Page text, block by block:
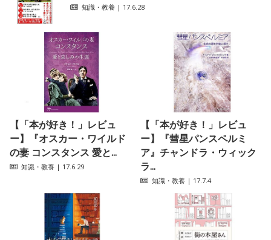
知識・教養 | 17.6.28
【「本が好き！」レビュ
ー】『オスカー・ワイルド
の妻 コンスタンス 愛と...
知識・教養 | 17.6.29
【「本が好き！」レビュ
ー】『彗星パンスペルミ
ア』チャンドラ・ウィック
ラ...
知識・教養 | 17.7.4